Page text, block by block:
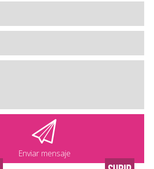
Enviar mensaje